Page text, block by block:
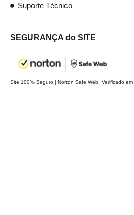
Suporte Técnico
SEGURANÇA do SITE
Site 100% Seguro | Norton Safe Web. Verificado